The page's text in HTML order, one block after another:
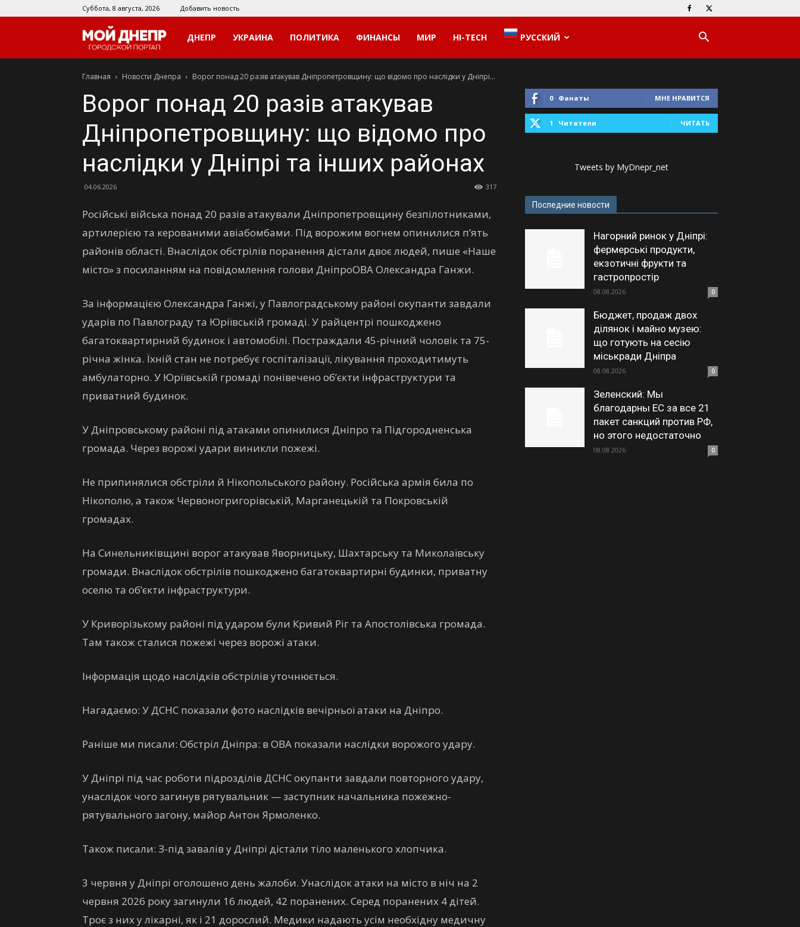
Суббота, 8 августа, 2026 Добавить новость
Мой
Днепр
ДНЕПР УКРАИНА ПОЛИТИКА ФИНАНСЫ МИР HI-TECH РУССКИЙ
Главная Новости Днепра Ворог понад 20 разів атакував Дніпропетровщину: що відомо про наслідки у Дніпрі...
Ворог понад 20 разів атакував
Дніпропетровщину: що відомо про
наслідки у Дніпрі та інших районах
04.06.2026 317
Російські війська понад 20 разів атакували Дніпропетровщину безпілотниками,
артилерією та керованими авіабомбами. Під ворожим вогнем опинилися п’ять
районів області. Внаслідок обстрілів поранення дістали двоє людей, пише «Наше
місто» з посиланням на повідомлення голови ДніпроОВА Олександра Ганжи.
За інформацією Олександра Ганжі, у Павлоградському районі окупанти завдали
ударів по Павлограду та Юріївській громаді. У райцентрі пошкоджено
багатоквартирний будинок і автомобілі. Постраждали 45-річний чоловік та 75-
річна жінка. Їхній стан не потребує госпіталізації, лікування проходитимуть
амбулаторно. У Юріївській громаді понівечено об’єкти інфраструктури та
приватний будинок.
У Дніпровському районі під атаками опинилися Дніпро та Підгородненська
громада. Через ворожі удари виникли пожежі.
Не припинялися обстріли й Нікопольського району. Російська армія била по
Нікополю, а також Червоногригорівській, Марганецькій та Покровській
громадах.
На Синельниківщині ворог атакував Яворницьку, Шахтарську та Миколаївську
громади. Внаслідок обстрілів пошкоджено багатоквартирні будинки, приватну
оселю та об’єкти інфраструктури.
У Криворізькому районі під ударом були Кривий Ріг та Апостолівська громада.
Там також сталися пожежі через ворожі атаки.
Інформація щодо наслідків обстрілів уточнюється.
Нагадаємо: У ДСНС показали фото наслідків вечірньої атаки на Дніпро.
Раніше ми писали: Обстріл Дніпра: в ОВА показали наслідки ворожого удару.
У Дніпрі під час роботи підрозділів ДСНС окупанти завдали повторного удару,
унаслідок чого загинув рятувальник — заступник начальника пожежно-
рятувального загону, майор Антон Ярмоленко.
Також писали: З-під завалів у Дніпрі дістали тіло маленького хлопчика.
3 червня у Дніпрі оголошено день жалоби. Унаслідок атаки на місто в ніч на 2
червня 2026 року загинули 16 людей, 42 поранених. Серед поранених 4 дітей.
Троє з них у лікарні, як і 21 дорослий. Медики надають усім необхідну медичну
0 Фанаты МНЕ НРАВИТСЯ
1 Читатели ЧИТАТЬ
Tweets by MyDnepr_net
Последние новости
Нагорний ринок у Дніпрі:
фермерські продукти,
екзотичні фрукти та
гастропростір
08.08.2026 0
Бюджет, продаж двох
ділянок і майно музею:
що готують на сесію
міськради Дніпра
08.08.2026 0
Зеленский: Мы
благодарны ЕС за все 21
пакет санкций против РФ,
но этого недостаточно
08.08.2026 0